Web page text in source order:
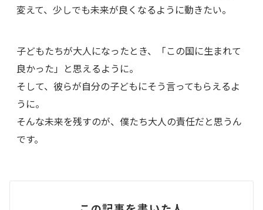
変えて、少しでも未来が良くなるように動きたい。
子どもたちが大人になったとき、「この国に生まれて
良かった」と思えるように。
そして、彼らが自分の子どもにそう言ってもらえるよ
うに。
そんな未来を残すのが、僕たち大人の責任だと思うん
です。